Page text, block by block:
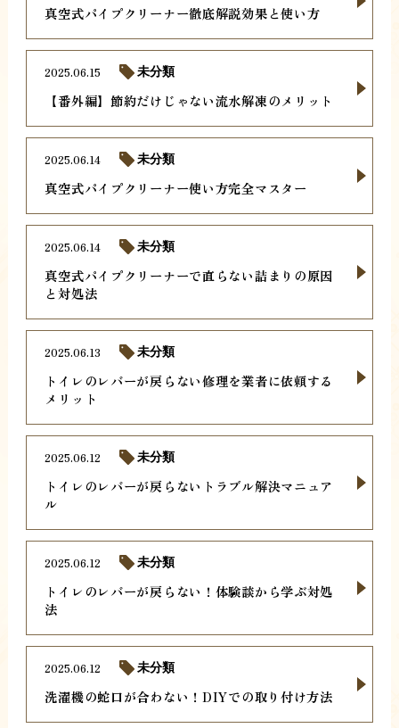
真空式パイプクリーナー徹底解説効果と使い方
【番外編】節約だけじゃない流水解凍のメリット
2025.06.15 未分類
真空式パイプクリーナー使い方完全マスター
2025.06.14 未分類
真空式パイプクリーナーで直らない詰まりの原因
と対処法
2025.06.14 未分類
トイレのレバーが戻らない修理を業者に依頼する
メリット
2025.06.13 未分類
トイレのレバーが戻らないトラブル解決マニュア
ル
2025.06.12 未分類
トイレのレバーが戻らない！体験談から学ぶ対処
法
2025.06.12 未分類
洗濯機の蛇口が合わない！DIYでの取り付け方法
2025.06.12 未分類